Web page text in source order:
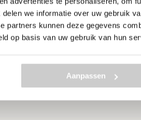
we informatie over uw gebruik
partners kunnen deze gegevens
op basis van uw gebruik van hun
Aanpassen
Zorg